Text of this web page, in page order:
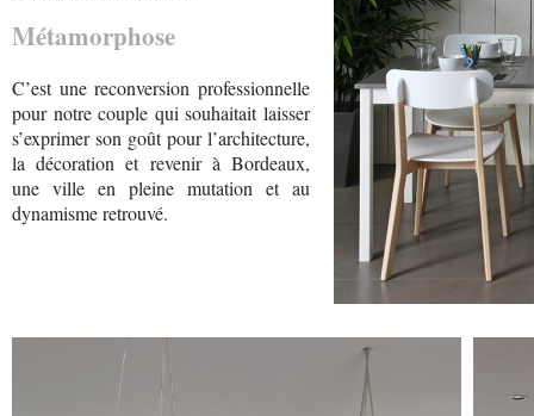
Métamorphose
C’est une reconversion professionnelle
pour notre couple qui souhaitait laisser
s’exprimer son goût pour l’architecture,
la décoration et revenir à Bordeaux,
une ville en pleine mutation et au
dynamisme retrouvé.